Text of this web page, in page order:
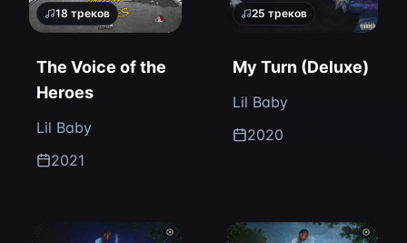
18 треков
The Voice of the
Heroes
Lil Baby
2021
25 треков
My Turn (Deluxe)
Lil Baby
2020